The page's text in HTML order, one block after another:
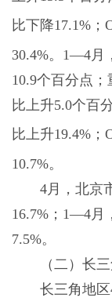
比下降17.1%；
30.4%。1—4月
10.9个百分点
比上升5.0个百
比上升19.4%；
10.7%。
4月，北京市
16.7%；1—4月
7.5%。
（二）长三
长三角地区